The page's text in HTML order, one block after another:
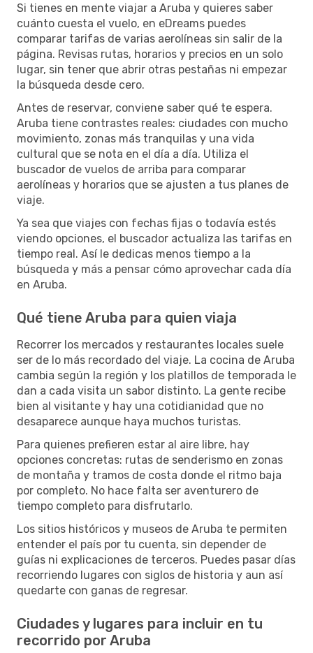
Si tienes en mente viajar a Aruba y quieres saber
cuánto cuesta el vuelo, en eDreams puedes
comparar tarifas de varias aerolíneas sin salir de la
página. Revisas rutas, horarios y precios en un solo
lugar, sin tener que abrir otras pestañas ni empezar
la búsqueda desde cero.
Antes de reservar, conviene saber qué te espera.
Aruba tiene contrastes reales: ciudades con mucho
movimiento, zonas más tranquilas y una vida
cultural que se nota en el día a día. Utiliza el
buscador de vuelos de arriba para comparar
aerolíneas y horarios que se ajusten a tus planes de
viaje.
Ya sea que viajes con fechas fijas o todavía estés
viendo opciones, el buscador actualiza las tarifas en
tiempo real. Así le dedicas menos tiempo a la
búsqueda y más a pensar cómo aprovechar cada día
en Aruba.
Qué tiene Aruba para quien viaja
Recorrer los mercados y restaurantes locales suele
ser de lo más recordado del viaje. La cocina de Aruba
cambia según la región y los platillos de temporada le
dan a cada visita un sabor distinto. La gente recibe
bien al visitante y hay una cotidianidad que no
desaparece aunque haya muchos turistas.
Para quienes prefieren estar al aire libre, hay
opciones concretas: rutas de senderismo en zonas
de montaña y tramos de costa donde el ritmo baja
por completo. No hace falta ser aventurero de
tiempo completo para disfrutarlo.
Los sitios históricos y museos de Aruba te permiten
entender el país por tu cuenta, sin depender de
guías ni explicaciones de terceros. Puedes pasar días
recorriendo lugares con siglos de historia y aun así
quedarte con ganas de regresar.
Ciudades y lugares para incluir en tu
recorrido por Aruba